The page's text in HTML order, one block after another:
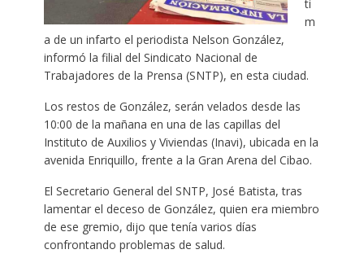
ti
m
a de un infarto el periodista Nelson González,
informó la filial del Sindicato Nacional de
Trabajadores de la Prensa (SNTP), en esta ciudad.
Los restos de González, serán velados desde las
10:00 de la mañana en una de las capillas del
Instituto de Auxilios y Viviendas (Inavi), ubicada en la
avenida Enriquillo, frente a la Gran Arena del Cibao.
El Secretario General del SNTP, José Batista, tras
lamentar el deceso de González, quien era miembro
de ese gremio, dijo que tenía varios días
confrontando problemas de salud.